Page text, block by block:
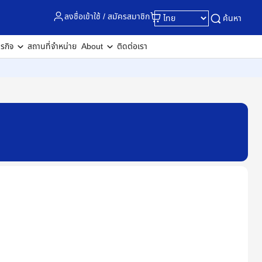
ลงชื่อเข้าใช้ / สมัครสมาชิก ค้นหา
กิจ สถานที่จำหน่าย About ติดต่อเรา